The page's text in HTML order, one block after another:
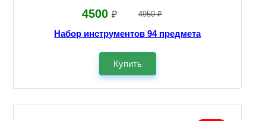
4500 ₽ 4950 ₽
Набор инструментов 94 предмета
Купить